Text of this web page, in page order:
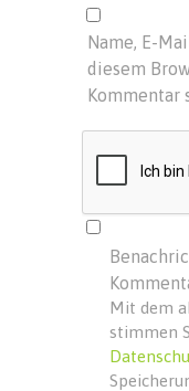
Name, E-
diesem
Kommentar
Mit dem
stimmen